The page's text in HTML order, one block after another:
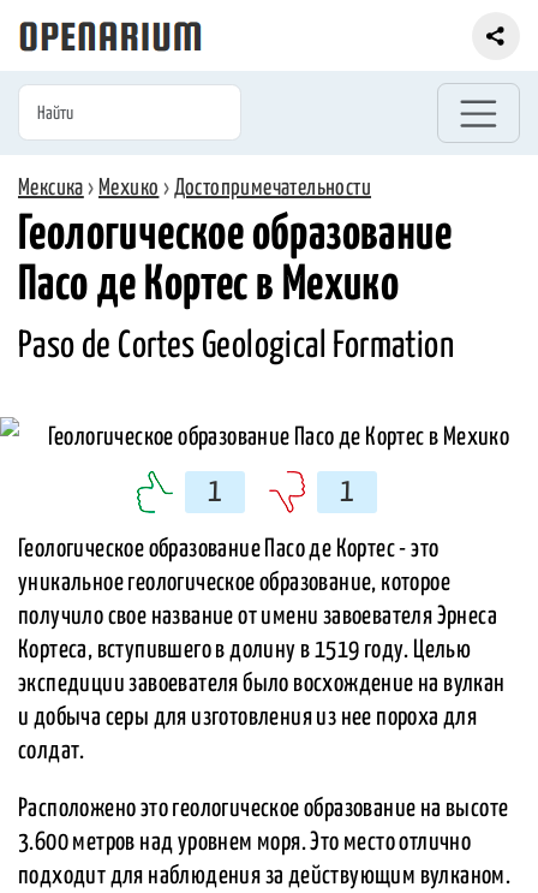
Мексика › Мехико › Достопримечательности
Геологическое образование
Пасо де Кортес в Мехико
Paso de Cortes Geological Formation
1 1
Геологическое образование Пасо де Кортес - это
уникальное геологическое образование, которое
получило свое название от имени завоевателя Эрнеса
Кортеса, вступившего в долину в 1519 году. Целью
экспедиции завоевателя было восхождение на вулкан
и добыча серы для изготовления из нее пороха для
солдат.
Расположено это геологическое образование на высоте
3.600 метров над уровнем моря. Это место отлично
подходит для наблюдения за действующим вулканом.